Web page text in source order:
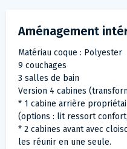
Aménagement
Matériau coque : Polyester
9 couchages
3 salles de bain
Version 4 cabines
* 1 cabine arrière
(options : lit ressort
* 2 cabines avant avec
les réunir en une seule.